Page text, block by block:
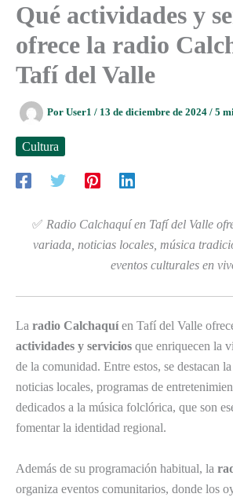
Qué actividades y
ofrece la radio
Tafí del Valle
Por User1 / 13 de diciembre de 2024 / 5
Cultura
✅ Radio Calchaquí en Tafí del Valle
variada, noticias locales, música
eventos culturales en
La radio Calchaquíen Tafí del Valle
actividades y servicios que enriquecen la
de la comunidad. Entre estos, se destacan
noticias locales, programas de
dedicados a la música folclórica, que son
fomentar la identidad regional.
Además de su programación habitual, la
organiza eventos comunitarios, donde los